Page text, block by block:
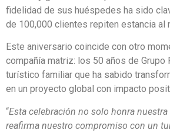
fidelidad de sus huéspedes ha sido
de 100,000 clientes repiten estancia al
Este aniversario coincide con otro
compañía matriz: los 50 años de Grupo
turístico familiar que ha sabido
en un proyecto global con impacto
“Esta celebración no solo honra
reafirma nuestro compromiso con un